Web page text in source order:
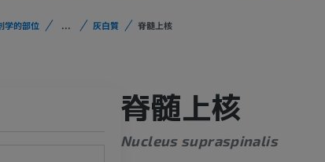
学的部位 ... 灰白質 脊髄上核
脊髄上核
Nucleus supraspinalis